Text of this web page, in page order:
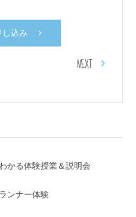
し込み
NEXT
かる体験授業＆説明会
ンナー体験